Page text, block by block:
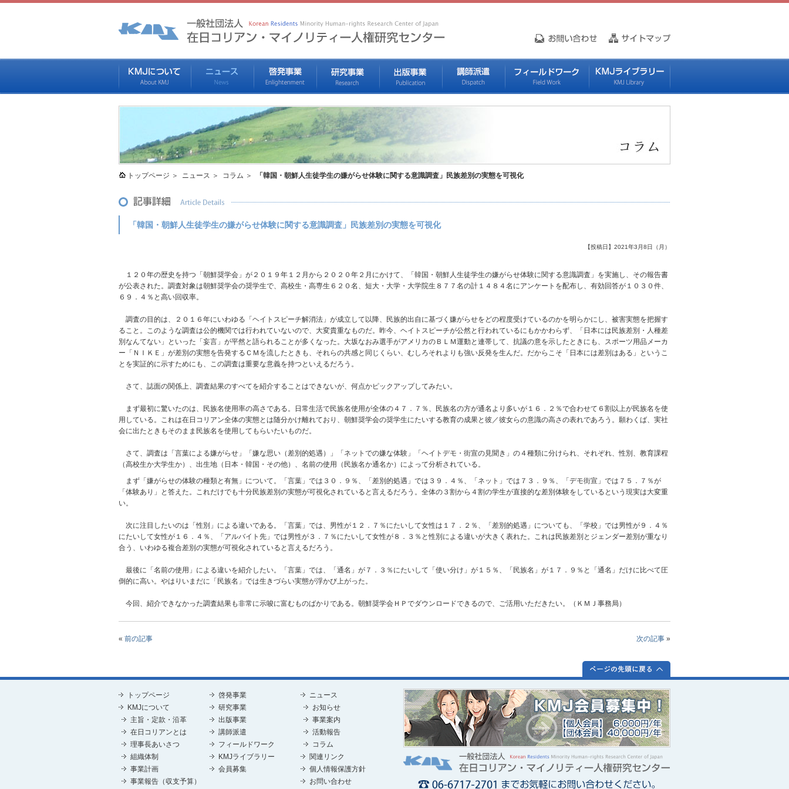
トップページ ニュース コラム 「韓国・朝鮮人生徒学生の嫌がらせ体験に関する意識調査」民族差別の実態を可視化
「韓国・朝鮮人生徒学生の嫌がらせ体験に関する意識調査」民族差別の実態を可視化
【投稿日】2021年3月8日（月）
１２０年の歴史を持つ「朝鮮奨学会」が２０１９年１２月から２０２０年２月にかけて、「韓国・朝鮮人生徒学生の嫌がらせ体験に関する意識調査」を実施し、その報告書
が公表された。調査対象は朝鮮奨学会の奨学生で、高校生・高専生６２０名、短大・大学・大学院生８７７名の計１４８４名にアンケートを配布し、有効回答が１０３０件、
６９．４％と高い回収率。
調査の目的は、２０１６年にいわゆる「ヘイトスピーチ解消法」が成立して以降、民族的出自に基づく嫌がらせをどの程度受けているのかを明らかにし、被害実態を把握す
ること。このような調査は公的機関では行われていないので、大変貴重なものだ。昨今、ヘイトスピーチが公然と行われているにもかかわらず、「日本には民族差別・人種差
別なんてない」といった「妄言」が平然と語られることが多くなった。大坂なおみ選手がアメリカのＢＬＭ運動と連帯して、抗議の意を示したときにも、スポーツ用品メーカ
ー「ＮＩＫＥ」が差別の実態を告発するＣＭを流したときも、それらの共感と同じくらい、むしろそれよりも強い反発を生んだ。だからこそ「日本には差別はある」というこ
とを実証的に示すためにも、この調査は重要な意義を持つといえるだろう。
さて、誌面の関係上、調査結果のすべてを紹介することはできないが、何点かピックアップしてみたい。
まず最初に驚いたのは、民族名使用率の高さである。日常生活で民族名使用が全体の４７．７％、民族名の方が通名より多いが１６．２％で合わせて６割以上が民族名を使
用している。これは在日コリアン全体の実態とは随分かけ離れており、朝鮮奨学会の奨学生にたいする教育の成果と彼／彼女らの意識の高さの表れであろう。願わくば、実社
会に出たときもそのまま民族名を使用してもらいたいものだ。
さて、調査は「言葉による嫌がらせ」「嫌な思い（差別的処遇）」「ネットでの嫌な体験」「ヘイトデモ・街宣の見聞き」の４種類に分けられ、それぞれ、性別、教育課程
（高校生か大学生か）、出生地（日本・韓国・その他）、名前の使用（民族名か通名か）によって分析されている。
まず「嫌がらせの体験の種類と有無」について。「言葉」では３０．９％、「差別的処遇」では３９．４％、「ネット」では７３．９％、「デモ街宣」では７５．７％が
「体験あり」と答えた。これだけでも十分民族差別の実態が可視化されていると言えるだろう。全体の３割から４割の学生が直接的な差別体験をしているという現実は大変重
い。
次に注目したいのは「性別」による違いである。「言葉」では、男性が１２．７％にたいして女性は１７．２％、「差別的処遇」についても、「学校」では男性が９．４％
にたいして女性が１６．４％、「アルバイト先」では男性が３．７％にたいして女性が８．３％と性別による違いが大きく表れた。これは民族差別とジェンダー差別が重なり
合う、いわゆる複合差別の実態が可視化されていると言えるだろう。
最後に「名前の使用」による違いを紹介したい。「言葉」では、「通名」が７．３％にたいして「使い分け」が１５％、「民族名」が１７．９％と「通名」だけに比べて圧
倒的に高い。やはりいまだに「民族名」では生きづらい実態が浮かび上がった。
今回、紹介できなかった調査結果も非常に示唆に富むものばかりである。朝鮮奨学会ＨＰでダウンロードできるので、ご活用いただきたい。（ＫＭＪ事務局）
« 前の記事 次の記事 »
トップページ
KMJについて
主旨・定款・沿革
在日コリアンとは
理事長あいさつ
組織体制
事業計画
事業報告（収支予算）
啓発事業
研究事業
出版事業
講師派遣
フィールドワーク
KMJライブラリー
会員募集
ニュース
お知らせ
事業案内
活動報告
コラム
関連リンク
個人情報保護方針
お問い合わせ